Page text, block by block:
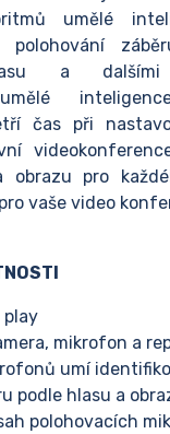
umělé
polohování
a dalšími
čas při
obrazu pro
vaše video
play
mikrofon a
umí
podle hlasu a
polohovacích